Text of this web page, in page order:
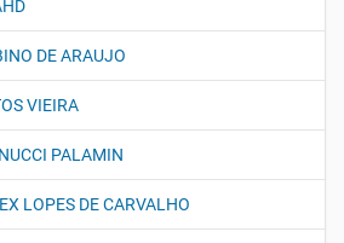
DE ARAUJO
VIEIRA
PALAMIN
LOPES DE CARVALHO